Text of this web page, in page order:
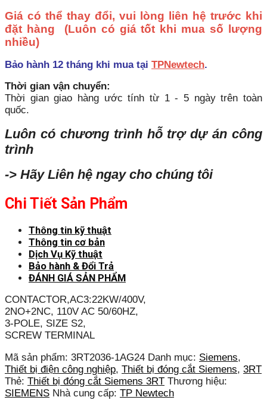
Giá có thể thay đổi, vui lòng liên hệ trước khi
đặt hàng (Luôn có giá tốt khi mua số lượng
nhiều)
Bảo hành 12 tháng khi mua tại TPNewtech.
Thời gian vận chuyển:
Thời gian giao hàng ước tính từ 1 - 5 ngày trên toàn
quốc.
Luôn có chương trình hỗ trợ dự án công
trình
-> Hãy Liên hệ ngay cho chúng tôi
Chi Tiết Sản Phẩm
Thông tin kỹ thuật
Thông tin cơ bản
Dịch Vụ Kỹ thuật
Bảo hành & Đổi Trả
ĐÁNH GIÁ SẢN PHẨM
CONTACTOR,AC3:22KW/400V,
2NO+2NC, 110V AC 50/60HZ,
3-POLE, SIZE S2,
SCREW TERMINAL
Mã sản phẩm: 3RT2036-1AG24 Danh mục: Siemens,
Thiết bị điện công nghiệp, Thiết bị đóng cắt Siemens, 3RT
Thẻ: Thiết bị đóng cắt Siemens 3RT Thương hiệu:
SIEMENS Nhà cung cấp: TP Newtech